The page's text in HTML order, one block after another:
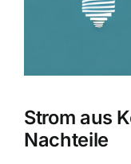
Strom aus
Nachteile